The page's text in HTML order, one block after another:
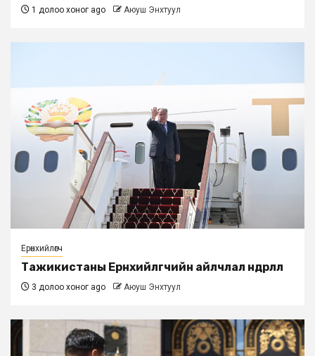
1 долоо хоног ago Аюуш Энхтуул
Ерөнхийлөгч
Тажикистаны Ерөнхийлөгчийн айлчлал өндөрлөлөө
3 долоо хоног ago Аюуш Энхтуул